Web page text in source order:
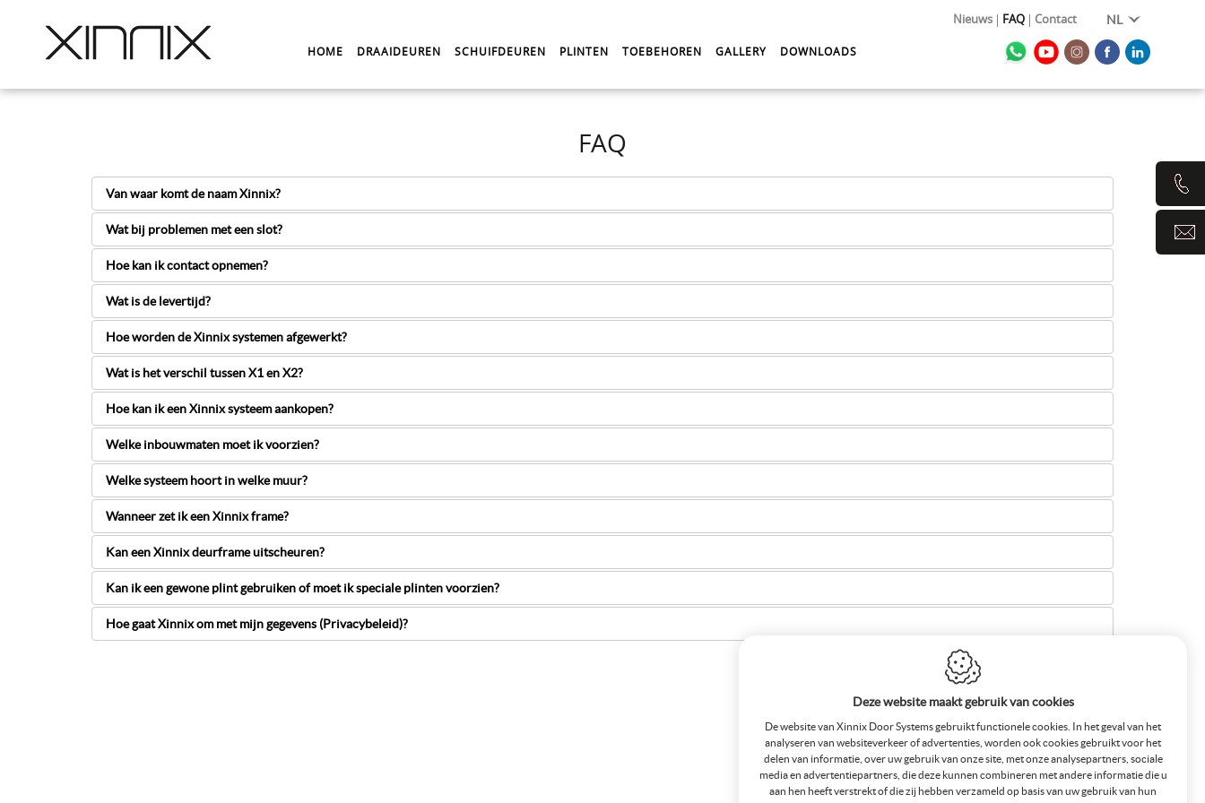
NL
Nieuws FAQ Contact
HOME DRAAIDEUREN SCHUIFDEUREN PLINTEN TOEBEHOREN GALLERY DOWNLOADS
FAQ
Van waar komt de naam Xinnix?
Wat bij problemen met een slot?
Hoe kan ik contact opnemen?
Wat is de levertijd?
Hoe worden de Xinnix systemen afgewerkt?
Wat is het verschil tussen X1 en X2?
Hoe kan ik een Xinnix systeem aankopen?
Welke inbouwmaten moet ik voorzien?
Welke systeem hoort in welke muur?
Wanneer zet ik een Xinnix frame?
Kan een Xinnix deurframe uitscheuren?
Kan ik een gewone plint gebruiken of moet ik speciale plinten voorzien?
Hoe gaat Xinnix om met mijn gegevens (Privacybeleid)?
Deze website maakt gebruik van cookies
De website van Xinnix Door Systems gebruikt functionele cookies. In het geval van het
analyseren van websiteverkeer of advertenties, worden ook cookies gebruikt voor het
delen van informatie, over uw gebruik van onze site, met onze analysepartners, sociale
media en advertentiepartners, die deze kunnen combineren met andere informatie die u
aan hen heeft verstrekt of die zij hebben verzameld op basis van uw gebruik van hun